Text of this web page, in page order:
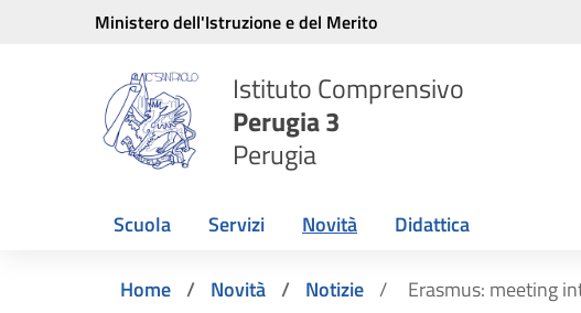
Vai ai contenuti
Vai al menu di navigazione
Ministero dell'Istruzione e del Merito
Istituto Comprensivo
Perugia 3
Perugia
Scuola Servizi Novità Didattica
Home Novità Notizie Erasmus: meeting